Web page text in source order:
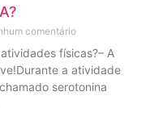
comentário
físicas?– A
a atividade
serotonina